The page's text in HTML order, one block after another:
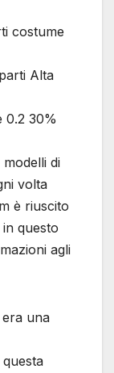
costume
Alta
0.2 30%
di
volta
è riuscito
questo
agli
una